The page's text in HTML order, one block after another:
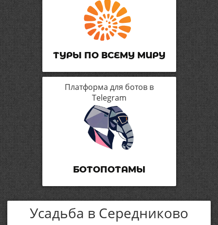
ТУРЫ ПО ВСЕМУ МИРУ
Платформа для ботов в
Telegram
БОТОПОТАМЫ
Усадьба в Середниково